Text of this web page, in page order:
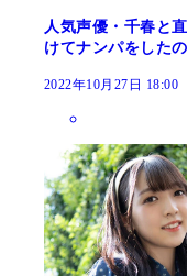
人気声優・千春と
けてナンパをした
2022年10月27日 18:00